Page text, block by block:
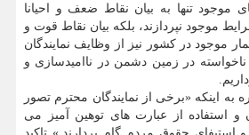
تنها به بیان نقاط ضعف و احیانا
موجود نپردازند، بلکه بیان نقاط قوت و
موجود در کشور نیز از وظایف نمایندگان
در زمین دشمن در ناامیدسازی و
به اینکه «برخی از نمایندگان محترم تصور
و استفاده از عبارت های توهین آمیز می